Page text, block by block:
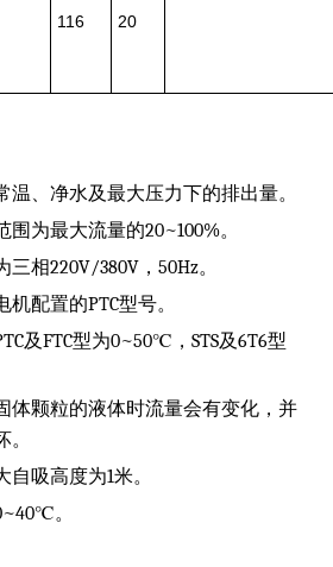
116 20
温、净水及最大压力下的排出量。
为最大流量的20~100%。
相220V/380V，50Hz。
配置的PTC型号。
及FTC型为0~50℃，STS及6T6型
体颗粒的液体时流量会有变化，并
吸高度为1米。
。